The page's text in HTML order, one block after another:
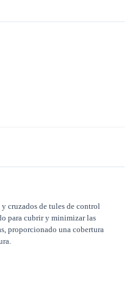
cruzados de tules de control
para cubrir y minimizar las
proporcionado una cobertura